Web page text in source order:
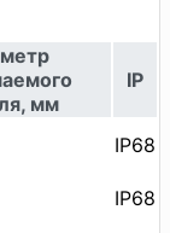
мм
IP
IP68
IP68